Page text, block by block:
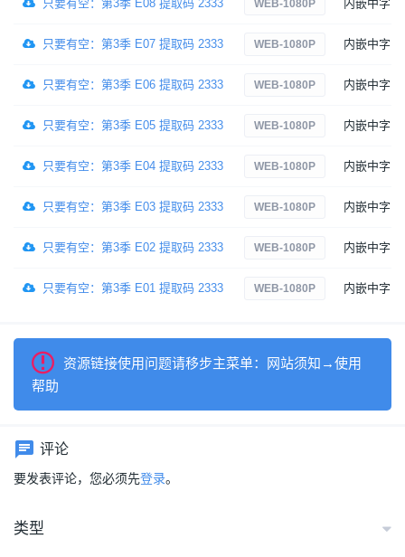
只要有空：第3季 E08 提取码 2333 WEB-1080P 内嵌中字
只要有空：第3季 E07 提取码 2333 WEB-1080P 内嵌中字
只要有空：第3季 E06 提取码 2333 WEB-1080P 内嵌中字
只要有空：第3季 E05 提取码 2333 WEB-1080P 内嵌中字
只要有空：第3季 E04 提取码 2333 WEB-1080P 内嵌中字
只要有空：第3季 E03 提取码 2333 WEB-1080P 内嵌中字
只要有空：第3季 E02 提取码 2333 WEB-1080P 内嵌中字
只要有空：第3季 E01 提取码 2333 WEB-1080P 内嵌中字
资源链接使用问题请移步主菜单：网站须知→使用
帮助
评论
要发表评论，您必须先登录。
类型